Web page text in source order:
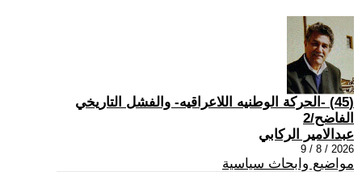
(45) -الحركة الوطنيه اللاعراقيه- والفشل التاريخي
الفاضح/2
عبدالامير الركابي
2026 / 8 / 9
مواضيع وابحاث سياسية